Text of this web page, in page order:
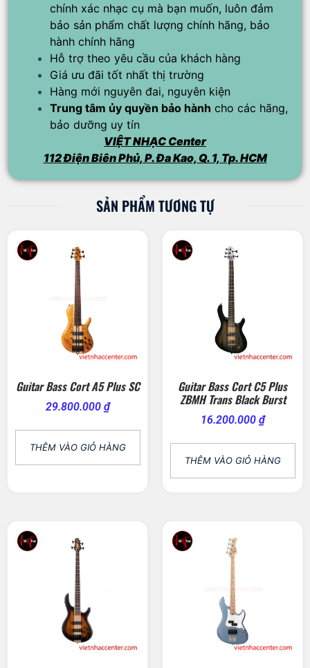
chính xác nhạc cụ mà bạn muốn, luôn đảm
bảo sản phẩm chất lượng chính hãng, bảo
hành chính hãng
Hỗ trợ theo yêu cầu của khách hàng
Giá ưu đãi tốt nhất thị trường
Hàng mới nguyên đai, nguyên kiện
Trung tâm ủy quyền bảo hành cho các hãng,
bảo dưỡng uy tín
VIỆT NHẠC Center
112 Điện Biên Phủ, P. Đa Kao, Q. 1, Tp. HCM
SẢN PHẨM TƯƠNG TỰ
Guitar Bass Cort A5 Plus SC
29.800.000 ₫
THÊM VÀO GIỎ HÀNG
Guitar Bass Cort C5 Plus
ZBMH Trans Black Burst
16.200.000 ₫
THÊM VÀO GIỎ HÀNG